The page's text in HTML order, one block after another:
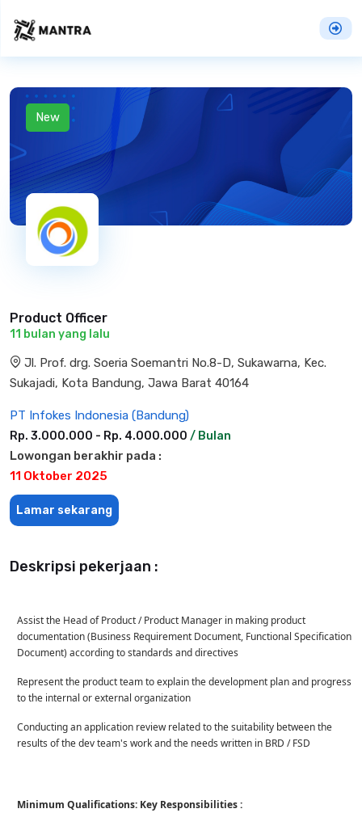
New
Product Officer
11 bulan yang lalu
Jl. Prof. drg. Soeria Soemantri No.8-D, Sukawarna, Kec.
Sukajadi, Kota Bandung, Jawa Barat 40164
PT Infokes Indonesia (Bandung)
Rp. 3.000.000 - Rp. 4.000.000 / Bulan
Lowongan berakhir pada :
11 Oktober 2025
Lamar sekarang
Deskripsi pekerjaan :
Assist the Head of Product / Product Manager in making product
documentation (Business Requirement Document, Functional Specification
Document) according to standards and directives
Represent the product team to explain the development plan and progress
to the internal or external organization
Conducting an application review related to the suitability between the
results of the dev team's work and the needs written in BRD / FSD
Minimum Qualifications: Key Responsibilities :